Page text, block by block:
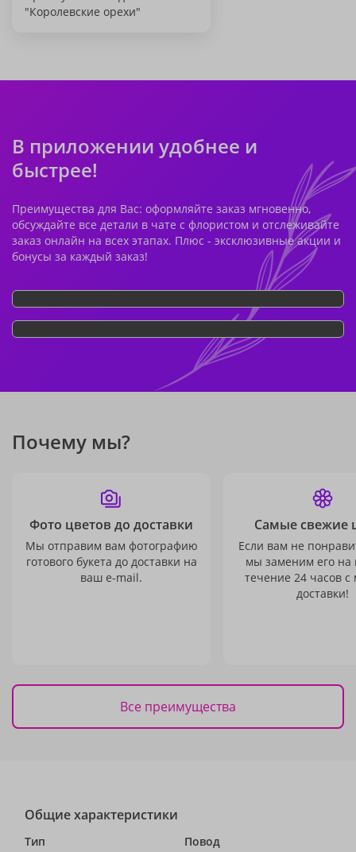
"Королевские орехи"
В приложении удобнее и
быстрее!
Преимущества для Вас: оформляйте заказ мгновенно,
обсуждайте все детали в чате с флористом и отслеживайте
заказ онлайн на всех этапах. Плюс - эксклюзивные акции и
бонусы за каждый заказ!
Почему мы?
Фото цветов до доставки
Мы отправим вам фотографию
готового букета до доставки на
ваш e-mail.
Самые свежие
Если вам не
мы заменим его на
течение 24 часов с
доставки!
Все преимущества
Общие характеристики
Тип
Повод